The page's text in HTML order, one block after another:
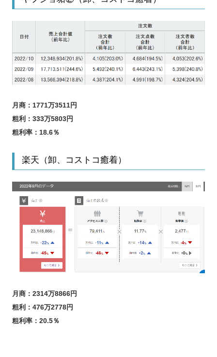
月商：1771万3511円
粗利：333万5803円
粗利率：18.6％
楽天（卸、コストコ癒着）
月商：2314万8866円
粗利：476万2778円
粗利率：20.5％